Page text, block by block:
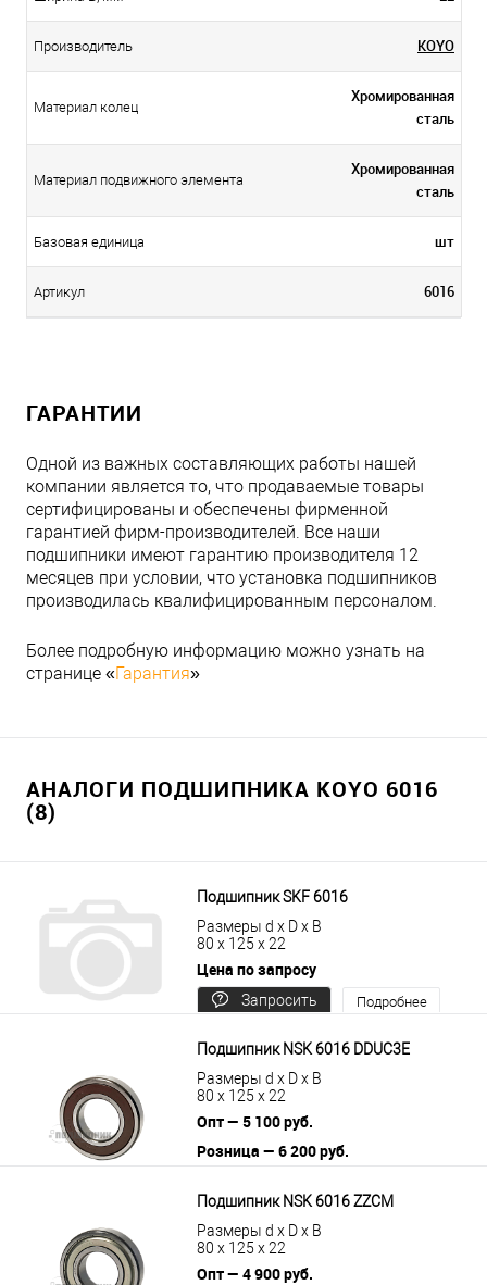
Производитель KOYO
Материал колец
Хромированная
сталь
Материал подвижного элемента
Хромированная
сталь
Базовая единица шт
Артикул 6016
ГАРАНТИИ
Одной из важных составляющих работы нашей
компании является то, что продаваемые товары
сертифицированы и обеспечены фирменной
гарантией фирм-производителей. Все наши
подшипники имеют гарантию производителя 12
месяцев при условии, что установка подшипников
производилась квалифицированным персоналом.
Более подробную информацию можно узнать на
странице «Гарантия»
АНАЛОГИ ПОДШИПНИКА KOYO 6016
(8)
Подшипник SKF 6016
Размеры d x D x B
80 x 125 x 22
Цена по запросу
Запросить
Подробнее
Подшипник NSK 6016 DDUC3E
Размеры d x D x B
80 x 125 x 22
Опт — 5 100 руб.
Розница — 6 200 руб.
Подшипник NSK 6016 ZZCM
Размеры d x D x B
80 x 125 x 22
Опт — 4 900 руб.